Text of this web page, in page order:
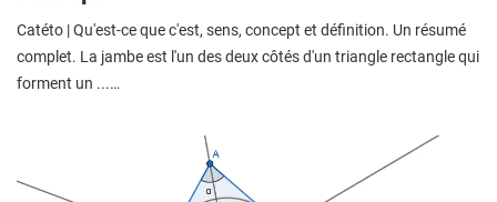
Catéto | Qu'est-ce que c'est, sens, concept et définition. Un résumé
complet. La jambe est l'un des deux côtés d'un triangle rectangle qui
forment un ...…